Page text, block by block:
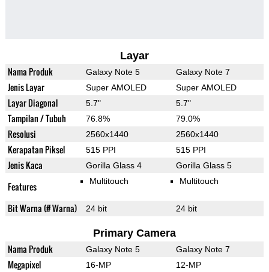
Layar
Nama Produk Galaxy Note 5 Galaxy Note 7
Jenis Layar Super AMOLED Super AMOLED
Layar Diagonal 5.7" 5.7"
Tampilan / Tubuh 76.8% 79.0%
Resolusi 2560x1440 2560x1440
Kerapatan Piksel 515 PPI 515 PPI
Jenis Kaca Gorilla Glass 4 Gorilla Glass 5
Features Multitouch Multitouch
Bit Warna (# Warna) 24 bit 24 bit
Primary Camera
Nama Produk Galaxy Note 5 Galaxy Note 7
Megapixel 16-MP 12-MP